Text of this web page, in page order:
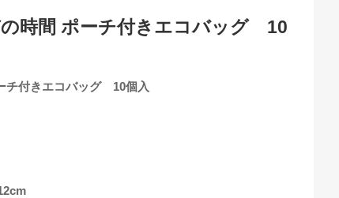
時間 ポーチ付きエコバッグ 10
チ付きエコバッグ 10個入